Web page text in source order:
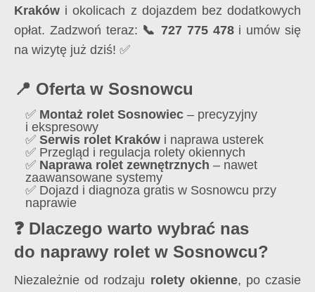
Kraków i okolicach z dojazdem bez dodatkowych
opłat. Zadzwoń teraz: 📞 727 775 478i umów się
na wizytę już dziś! ✅
📍 Oferta w Sosnowcu
✅ Montaż rolet Sosnowiec – precyzyjny
i ekspresowy
✅ Serwis rolet Kraków i naprawa usterek
✅ Przegląd i regulacja rolety okiennych
✅ Naprawa rolet zewnętrznych – nawet
zaawansowane systemy
✅ Dojazd i diagnoza gratis w Sosnowcu przy
naprawie
❓ Dlaczego warto wybrać nas
do naprawy rolet w Sosnowcu?
Niezależnie od rodzaju rolety okienne, po czasie